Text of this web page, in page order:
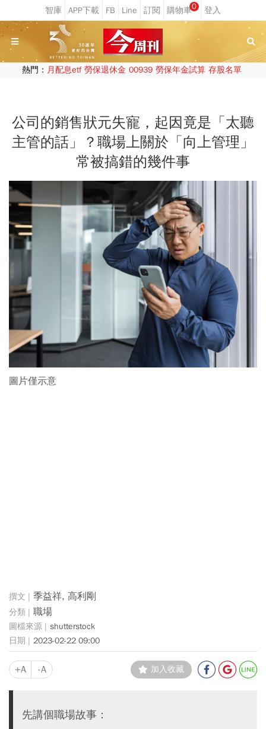
0
熱門： 月配息etf 勞保退休金 00939 勞保年金試算 存股名單
公司的銷售狀元失寵，起因竟是「太聽
主管的話」？職場上關於「向上管理」
常被搞錯的幾件事
圖片僅示意
季益祥, 高利剛
職場
shutterstock
2023-02-22 09:00
+A -A 加入收藏
先講個職場故事：